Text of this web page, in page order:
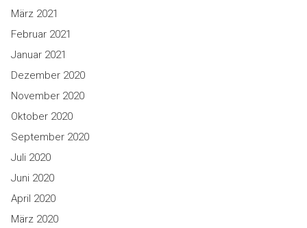
März 2021
Februar 2021
Januar 2021
Dezember 2020
November 2020
Oktober 2020
September 2020
Juli 2020
Juni 2020
April 2020
März 2020